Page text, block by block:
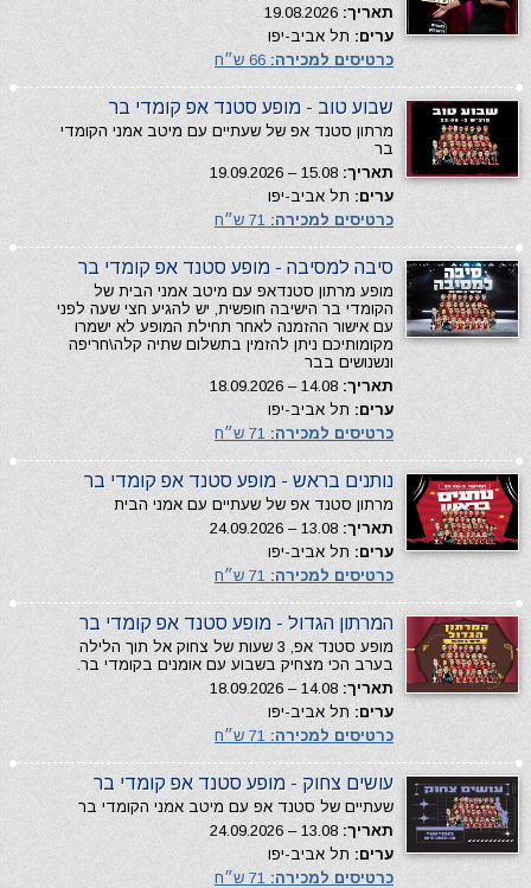
תאריך:
ערים: תל אביב-יפו
כרטיסים למכירה:
שבוע טוב - מופע סטנד אפ קומדי בר
מרתון סטנד אפ של שעתיים עם מיטב אמני הקומדי
בר
תאריך:
ערים: תל אביב-יפו
כרטיסים למכירה:
סיבה למסיבה - מופע סטנד אפ קומדי בר
מופע מרתון סטנדאפ עם מיטב אמני הבית של
הקומדי בר הישיבה חופשית, יש להגיע חצי שעה לפני
עם אישור ההזמנה לאחר תחילת המופע לא ישמרו
מקומותיכם ניתן להזמין בתשלום שתיה קלה\חריפה
ונשנושים בבר
תאריך:
ערים: תל אביב-יפו
כרטיסים למכירה:
נותנים בראש - מופע סטנד אפ קומדי בר
מרתון סטנד אפ של שעתיים עם אמני הבית
תאריך:
ערים: תל אביב-יפו
כרטיסים למכירה:
המרתון הגדול - מופע סטנד אפ קומדי בר
מופע סטנד אפ, 3 שעות של צחוק אל תוך הלילה
בערב הכי מצחיק בשבוע עם אומנים בקומדי בר.
תאריך:
ערים: תל אביב-יפו
כרטיסים למכירה:
עושים צחוק - מופע סטנד אפ קומדי בר
שעתיים של סטנד אפ עם מיטב אמני הקומדי בר
תאריך:
ערים: תל אביב-יפו
כרטיסים למכירה: